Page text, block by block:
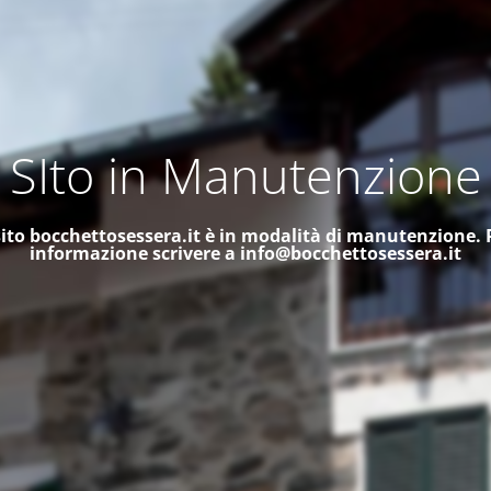
SIto in Manutenzione
bocchettosessera.it è in modalità di manutenzione.
informazione scrivere a info@bocchettosessera.it